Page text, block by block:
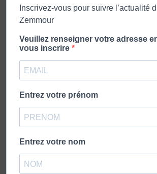
écrivain, essayiste et polémiste français
publication précédente
HAMAS À ARRAS – 15 OCTOBRE
publication suivante
LES 4 VÉRITÉS – 19 OCTOBRE 2023 –
Inscrivez-vous pour suivre l’actualité
Zemmour
Veuillez renseigner votre adresse
vous inscrire
Entrez votre prénom
Entrez votre nom